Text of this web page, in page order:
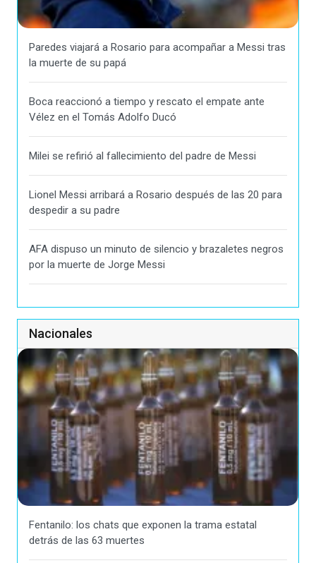
Paredes viajará a Rosario para acompañar a Messi tras
la muerte de su papá
Boca reaccionó a tiempo y rescato el empate ante
Vélez en el Tomás Adolfo Ducó
Milei se refirió al fallecimiento del padre de Messi
Lionel Messi arribará a Rosario después de las 20 para
despedir a su padre
AFA dispuso un minuto de silencio y brazaletes negros
por la muerte de Jorge Messi
Nacionales
Fentanilo: los chats que exponen la trama estatal
detrás de las 63 muertes